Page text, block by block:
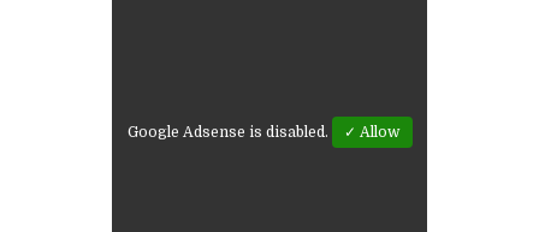
Google Adsense is disabled. ✓ Allow